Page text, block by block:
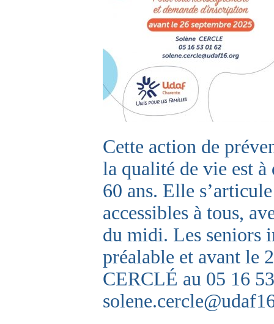
Cette action de
la qualité de vie est à
60 ans. Elle
accessibles à tous,
du midi. Les seniors
préalable et avant le
CERCLÉ au 05 16